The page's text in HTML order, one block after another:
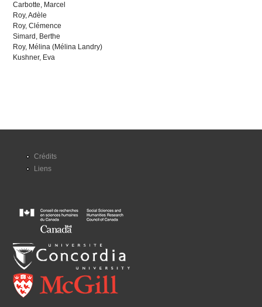
Carbotte, Marcel
Roy, Adèle
Roy, Clémence
Simard, Berthe
Roy, Mélina (Mélina Landry)
Kushner, Eva
Crédits
Liens